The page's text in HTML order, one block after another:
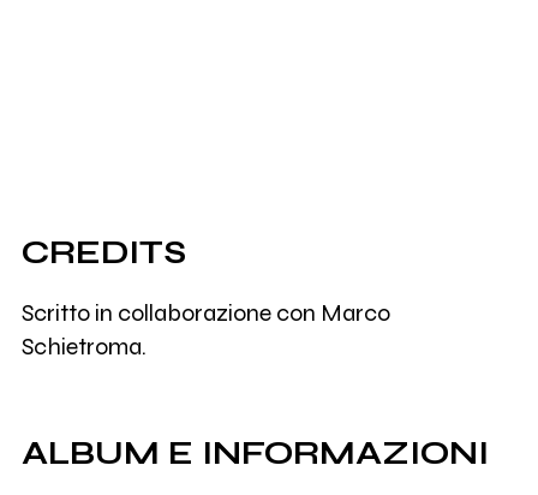
CREDITS
Scritto in collaborazione con Marco
Schietroma.
ALBUM E INFORMAZIONI